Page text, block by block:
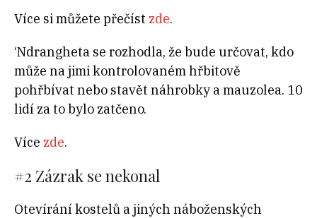
Více si můžete přečíst zde.
‘Ndrangheta se rozhodla, že bude určovat, kdo
může na jimi kontrolovaném hřbitově
pohřbívat nebo stavět náhrobky a mauzolea. 10
lidí za to bylo zatčeno.
Více zde.
#2 Zázrak se nekonal
Otevírání kostelů a jiných náboženských